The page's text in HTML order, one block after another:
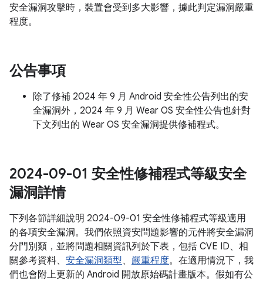
安全漏洞攻擊時，裝置會受到多大影響，據此判定漏洞嚴重
程度。
公告事項
除了修補 2024 年 9 月 Android 安全性公告列出的安
全漏洞外，2024 年 9 月 Wear OS 安全性公告也針對
下文列出的 Wear OS 安全漏洞提供修補程式。
2024-09-01 安全性修補程式等級安全
漏洞詳情
下列各節詳細說明 2024-09-01 安全性修補程式等級適用
的各項安全漏洞。我們依照資安問題影響的元件將安全漏洞
分門別類，並將問題相關資訊列於下表，包括 CVE ID、相
關參考資料、 安全漏洞類型、 嚴重程度。在適用情況下，我
們也會附上更新的 Android 開放原始碼計畫版本。假如有公